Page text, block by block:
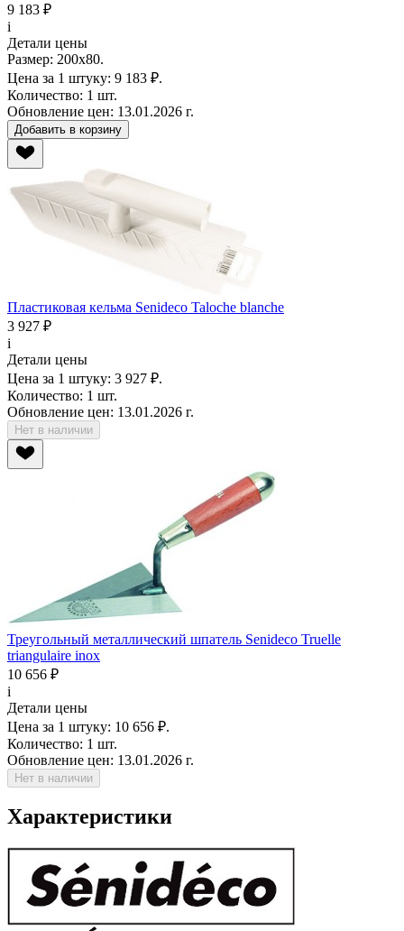
9 183 ₽
i
Детали цены
Размер: 200х80.
Цена за 1 штуку: 9 183 ₽.
Количество: 1 шт.
Обновление цен: 13.01.2026 г.
Добавить в корзину
Пластиковая кельма Senideco Taloche blanche
3 927 ₽
i
Детали цены
Цена за 1 штуку: 3 927 ₽.
Количество: 1 шт.
Обновление цен: 13.01.2026 г.
Нет в наличии
Треугольный металлический шпатель Senideco Truelle
triangulaire inox
10 656 ₽
i
Детали цены
Цена за 1 штуку: 10 656 ₽.
Количество: 1 шт.
Обновление цен: 13.01.2026 г.
Нет в наличии
Характеристики